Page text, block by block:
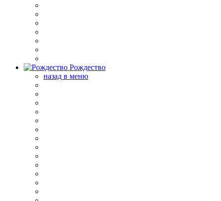
Рождество
назад в меню